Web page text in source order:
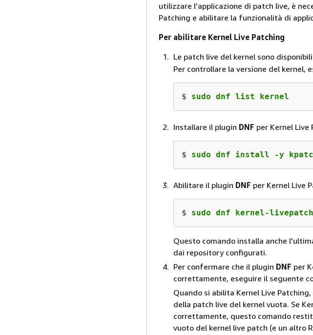
utilizzare l'applicazione di patch live, è
Patching e abilitare la funzionalità di
Per abilitare Kernel Live Patching
Le patch live del kernel sono
Per controllare la versione del kernel,
$ sudo dnf list kernel
Installare il plugin DNF per Kernel Live
$ sudo dnf install -y
Abilitare il plugin DNF per Kernel Live
$ sudo dnf kernel-
Questo comando installa anche
dai repository configurati.
Per confermare che il plugin DNF per
correttamente, eseguire il seguente
Quando si abilita Kernel Live
della patch live del kernel vuota. Se
correttamente, questo comando
vuoto del kernel live patch (e un altro